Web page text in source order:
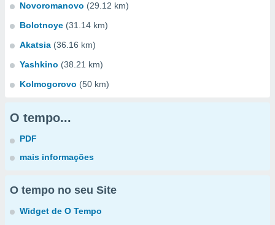
Novoromanovo (29.12 km)
Bolotnoye (31.14 km)
Akatsia (36.16 km)
Yashkino (38.21 km)
Kolmogorovo (50 km)
O tempo...
PDF
mais informações
O tempo no seu Site
Widget de O Tempo